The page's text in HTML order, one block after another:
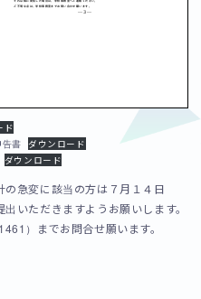
ド
書 ダウンロード
ダウンロード
急変に該当の方は７月１４日
いただきますようお願いします。
）までお問合せ願います。